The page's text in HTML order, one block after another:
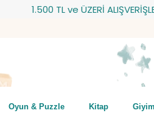
TL ve ÜZERİ ALIŞVERİŞLERİNİZDE
Oyun & Puzzle Kitap